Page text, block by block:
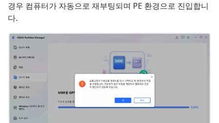
경우 컴퓨터가 자동으로 재부팅되며 PE 환경으로 진입합니
다.